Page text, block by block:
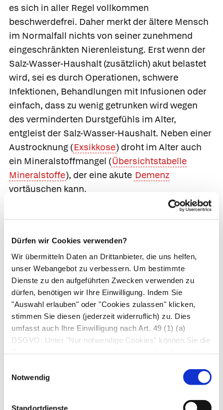
Dürfen wir Cookies verwenden?
Wir übermitteln Daten an Drittanbieter, die uns helfen,
unser Webangebot zu verbessern. Um bestimmte
Dienste zu den aufgeführten Zwecken verwenden zu
dürfen, benötigen wir Ihre Einwilligung. Indem Sie
"Auswahl erlauben" oder "Cookies zulassen" klicken,
stimmen Sie diesen (jederzeit widerruflich) zu. Dies
umfasst auch Ihre Einwilligung nach Art. 49 (1) (a)
DSGVO. Unter "Nur notwendige Cookies" können Sie die
Notwendig
Standortdienste
es sich in aller Regel vollkommen
beschwerdefrei. Daher merkt der ältere Mensch
im Normalfall nichts von seiner zunehmend
eingeschränkten Nierenleistung. Erst wenn der
Salz-Wasser-Haushalt (zusätzlich) akut belastet
wird, sei es durch Operationen, schwere
Infektionen, Behandlungen mit Infusionen oder
einfach, dass zu wenig getrunken wird wegen
des verminderten Durstgefühls im Alter,
entgleist der Salz-Wasser-Haushalt. Neben einer
Austrocknung (Exsikkose) droht im Alter auch
ein Mineralstoffmangel (Übersichtstabelle
Mineralstoffe), der eine akute Demenz
vortäuschen kann.
In jedem Fall muss ab 70 die Dosis von
Nieren ausgeschieden werden, reduziert
werden. Dies ist besonders wichtig bei lange
im Körper bleibenden Medikamenten, da
diese sich bei längerer Überdosierung
gefährlich anreichern und
Vergiftungserscheinungen hervorrufen
können.
Harnwege.Mit zunehmendem Alter mehren sich
verminderte Fassungsvermögen und die
Harnblase,
also der Fähigkeit, die Blasenmuskeln